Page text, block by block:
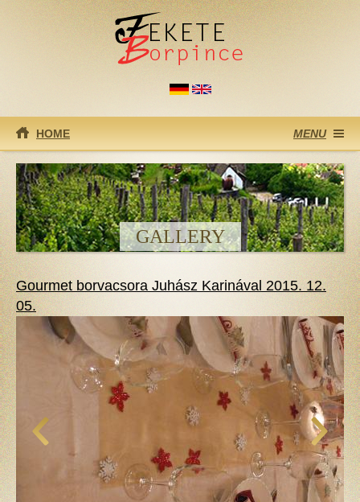
Ugrás a tartalomra
HOME MENU
GALLERY
Gourmet borvacsora Juhász Karinával 2015. 12.
05.